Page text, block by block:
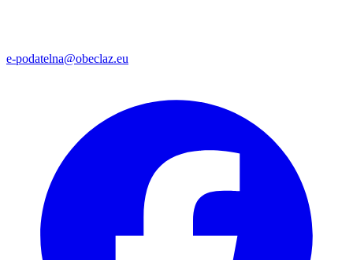
e-podatelna@obeclaz.eu